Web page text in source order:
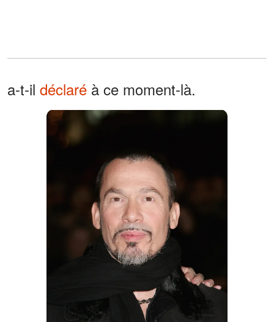
a-t-il déclaré à ce moment-là.